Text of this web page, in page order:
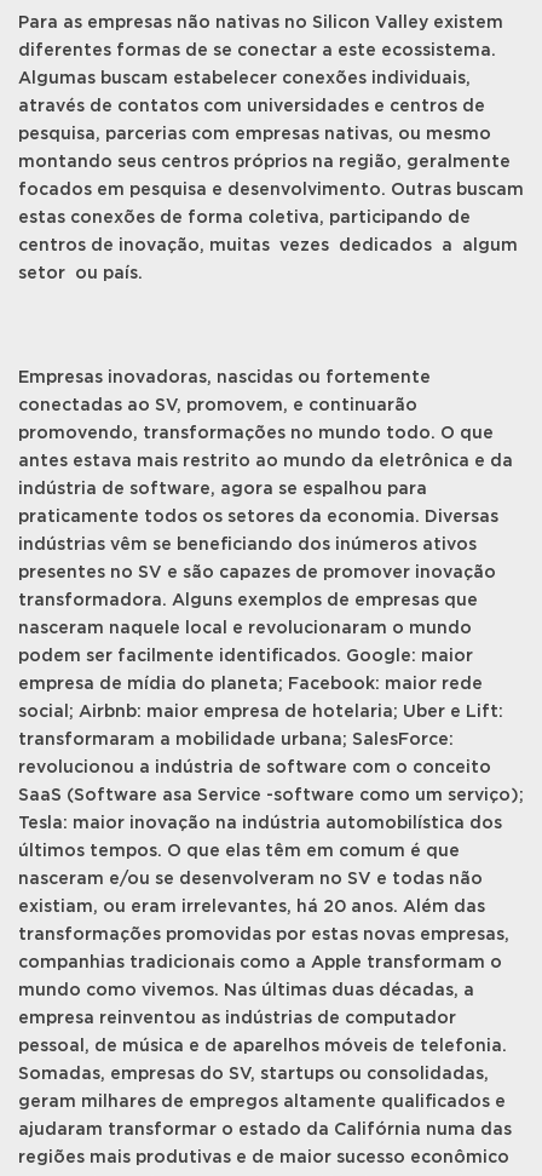
Para as empresas não nativas no Silicon Valley existem
diferentes formas de se conectar a este ecossistema.
Algumas buscam estabelecer conexões individuais,
através de contatos com universidades e centros de
pesquisa, parcerias com empresas nativas, ou mesmo
montando seus centros próprios na região, geralmente
focados em pesquisa e desenvolvimento. Outras buscam
estas conexões de forma coletiva, participando de
centros de inovação, muitas vezes dedicados a algum
setor ou país.
Empresas inovadoras, nascidas ou fortemente
conectadas ao SV, promovem, e continuarão
promovendo, transformações no mundo todo. O que
antes estava mais restrito ao mundo da eletrônica e da
indústria de software, agora se espalhou para
praticamente todos os setores da economia. Diversas
indústrias vêm se beneficiando dos inúmeros ativos
presentes no SV e são capazes de promover inovação
transformadora. Alguns exemplos de empresas que
nasceram naquele local e revolucionaram o mundo
podem ser facilmente identificados. Google: maior
empresa de mídia do planeta; Facebook: maior rede
social; Airbnb: maior empresa de hotelaria; Uber e Lift:
transformaram a mobilidade urbana; SalesForce:
revolucionou a indústria de software com o conceito
SaaS (Software asa Service -software como um serviço);
Tesla: maior inovação na indústria automobilística dos
últimos tempos. O que elas têm em comum é que
nasceram e/ou se desenvolveram no SV e todas não
existiam, ou eram irrelevantes, há 20 anos. Além das
transformações promovidas por estas novas empresas,
companhias tradicionais como a Apple transformam o
mundo como vivemos. Nas últimas duas décadas, a
empresa reinventou as indústrias de computador
pessoal, de música e de aparelhos móveis de telefonia.
Somadas, empresas do SV, startups ou consolidadas,
geram milhares de empregos altamente qualificados e
ajudaram transformar o estado da Califórnia numa das
regiões mais produtivas e de maior sucesso econômico